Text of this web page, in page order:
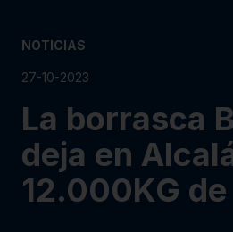
NOTICIAS
27-10-2023
La borrasca
deja en
12.000KG